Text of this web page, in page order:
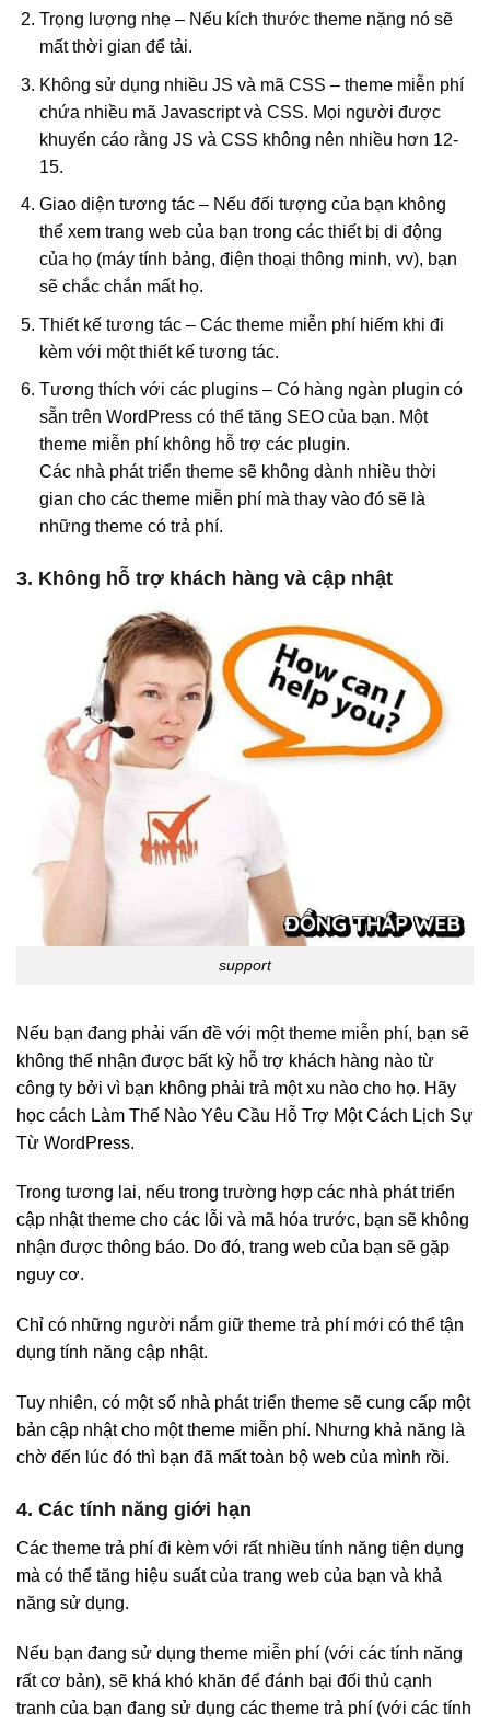
Trọng lượng nhẹ – Nếu kích thước theme nặng nó sẽ
mất thời gian để tải.
Không sử dụng nhiều JS và mã CSS – theme miễn phí
chứa nhiều mã Javascript và CSS. Mọi người được
khuyến cáo rằng JS và CSS không nên nhiều hơn 12-
15.
Giao diện tương tác – Nếu đối tượng của bạn không
thể xem trang web của bạn trong các thiết bị di động
của họ (máy tính bảng, điện thoại thông minh, vv), bạn
sẽ chắc chắn mất họ.
Thiết kế tương tác – Các theme miễn phí hiếm khi đi
kèm với một thiết kế tương tác.
Tương thích với các plugins – Có hàng ngàn plugin có
sẵn trên WordPress có thể tăng SEO của bạn. Một
theme miễn phí không hỗ trợ các plugin.
Các nhà phát triển theme sẽ không dành nhiều thời
gian cho các theme miễn phí mà thay vào đó sẽ là
những theme có trả phí.
3. Không hỗ trợ khách hàng và cập nhật
support
Nếu bạn đang phải vấn đề với một theme miễn phí, bạn sẽ
không thể nhận được bất kỳ hỗ trợ khách hàng nào từ
công ty bởi vì bạn không phải trả một xu nào cho họ. Hãy
học cách Làm Thế Nào Yêu Cầu Hỗ Trợ Một Cách Lịch Sự
Từ WordPress.
Trong tương lai, nếu trong trường hợp các nhà phát triển
cập nhật theme cho các lỗi và mã hóa trước, bạn sẽ không
nhận được thông báo. Do đó, trang web của bạn sẽ gặp
nguy cơ.
Chỉ có những người nắm giữ theme trả phí mới có thể tận
dụng tính năng cập nhật.
Tuy nhiên, có một số nhà phát triển theme sẽ cung cấp một
bản cập nhật cho một theme miễn phí. Nhưng khả năng là
chờ đến lúc đó thì bạn đã mất toàn bộ web của mình rồi.
4. Các tính năng giới hạn
Các theme trả phí đi kèm với rất nhiều tính năng tiện dụng
mà có thể tăng hiệu suất của trang web của bạn và khả
năng sử dụng.
Nếu bạn đang sử dụng theme miễn phí (với các tính năng
rất cơ bản), sẽ khá khó khăn để đánh bại đối thủ cạnh
tranh của bạn đang sử dụng các theme trả phí (với các tính